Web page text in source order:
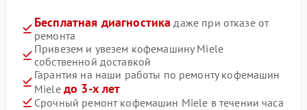
Бесплатная диагностика даже при отказе от
ремонта
Привезем и увезем кофемашину Miele
собственной доставкой
Гарантия на наши работы по ремонту кофемашин
Miele до 3-х лет
Срочный ремонт кофемашин Miele в течении часа